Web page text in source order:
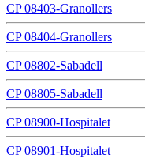
CP 08403-Granollers
CP 08404-Granollers
CP 08802-Sabadell
CP 08805-Sabadell
CP 08900-Hospitalet
CP 08901-Hospitalet